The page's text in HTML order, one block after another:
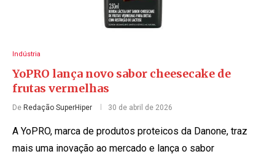
Indústria
YoPRO lança novo sabor cheesecake de
frutas vermelhas
De Redação SuperHiper 30 de abril de 2026
A YoPRO, marca de produtos proteicos da Danone, traz
mais uma inovação ao mercado e lança o sabor